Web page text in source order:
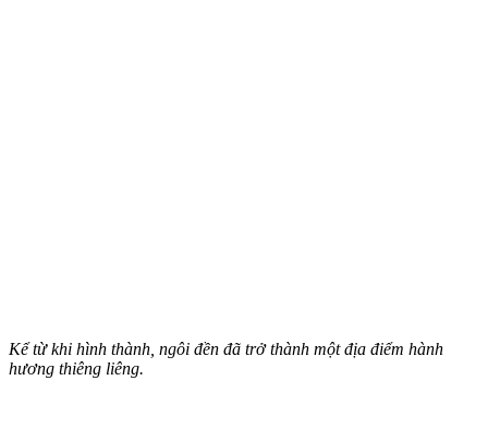
Kể từ khi hình thành, ngôi đền đã trở thành một địa điểm hành
hương thiêng liêng.